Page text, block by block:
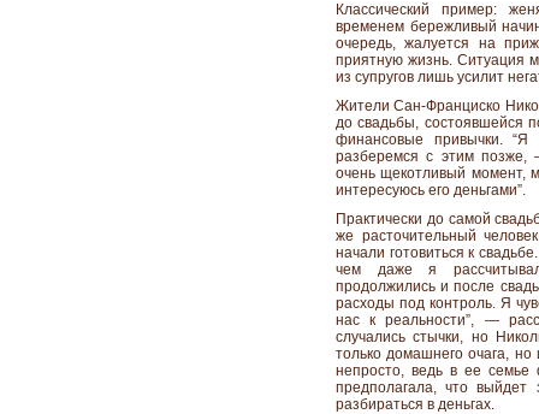
Классический пример:
временем бережливый
очередь, жалуется на
приятную жизнь. Ситуация
из супругов лишь усилит
Жители Сан-Франциско
до свадьбы, состоявшейся
финансовые привычки. “Я
разберемся с этим
очень щекотливый момент,
интересуюсь его деньгами”.
Практически до самой
же расточительный
начали готовиться к
чем даже я
продолжились и после
расходы под контроль. Я
нас к реальности”, —
случались стычки, но
только домашнего очага,
непросто, ведь в ее семье
предполагала, что
разбираться в деньгах.